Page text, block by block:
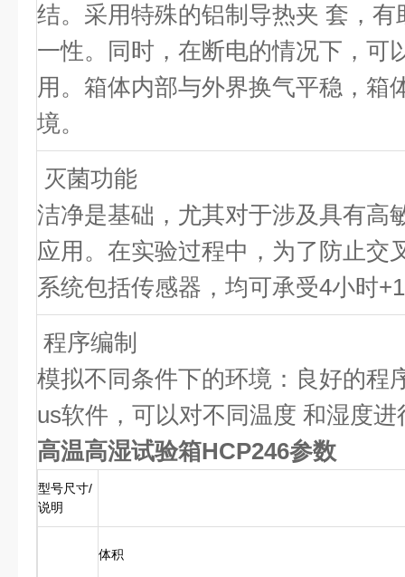
结。采用特殊的铝制导热夹 套，
一性。同时，在断电的情况下，可
用。箱体内部与外界换气平稳，箱
境。
灭菌功能
洁净是基础，尤其对于涉及具有高
应用。在实验过程中，为了防止交
系统包括传感器，均可承受4小时
程序编制
模拟不同条件下的环境：良好的程
us软件，可以对不同温度 和湿度
高温高湿试验箱HCP246参数
型号尺寸/
说明
体积